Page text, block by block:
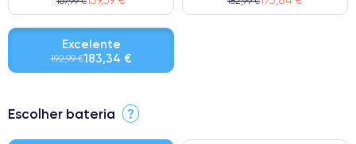
Excelente
192,99 €183,34 €
⭐ Premium
Escolher bateria ?